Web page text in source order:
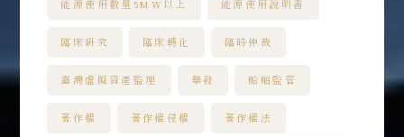
能源使用數量5MW以上 能源使用說明書
臨床研究 臨床轉化 臨時仲裁
臺灣虛擬資產監理 舉發 船舶監管
著作權 著作權侵權 著作權法